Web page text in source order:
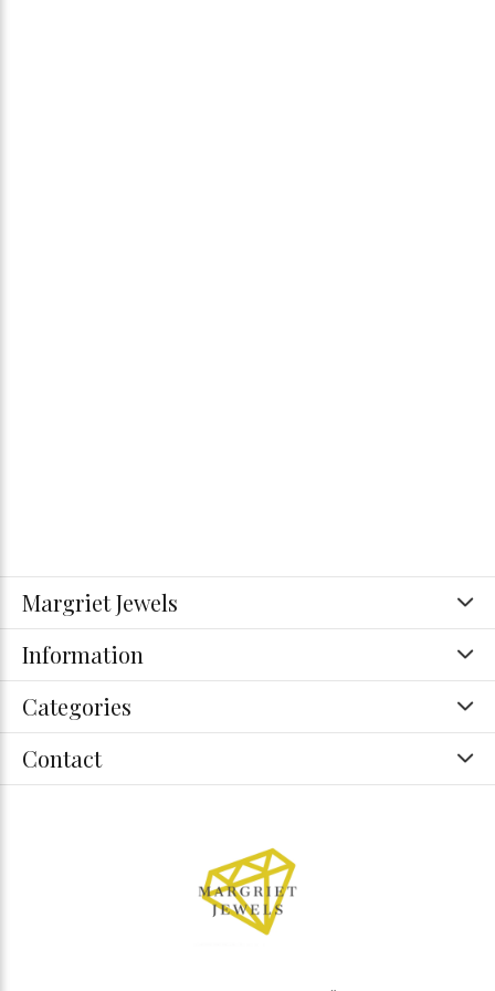
Margriet Jewels
Information
Categories
Contact